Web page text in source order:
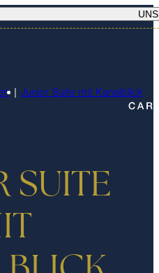
| Junior Suite mit Kanalblick
SUITE